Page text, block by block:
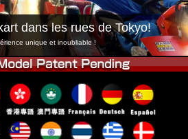
Baie de Tokyo
Osaka
dans les rues de Tokyo!
unique et inoubliable !